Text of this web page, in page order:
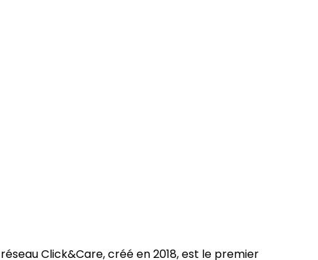
Click&Care, créé en 2018, est le premier